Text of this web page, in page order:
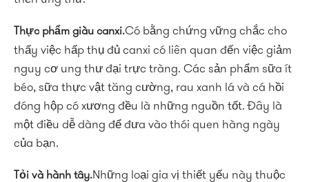
Thực phẩm giàu canxi.Có bằng chứng vững chắc cho
thấy việc hấp thụ đủ canxi có liên quan đến việc giảm
nguy cơ ung thư đại trực tràng. Các sản phẩm sữa ít
béo, sữa thực vật tăng cường, rau xanh lá và cá hồi
đóng hộp có xương đều là những nguồn tốt. Đây là
một điều dễ dàng để đưa vào thói quen hàng ngày
của bạn.
Tỏi và hành tây.Những loại gia vị thiết yếu này thuộc